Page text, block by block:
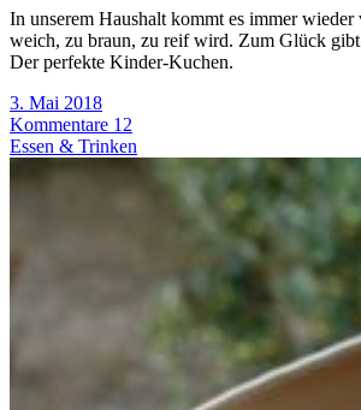
In unserem Haushalt kommt es immer wieder
weich, zu braun, zu reif wird. Zum Glück
Der perfekte Kinder-Kuchen.
3. Mai 2018
Kommentare 12
Essen & Trinken